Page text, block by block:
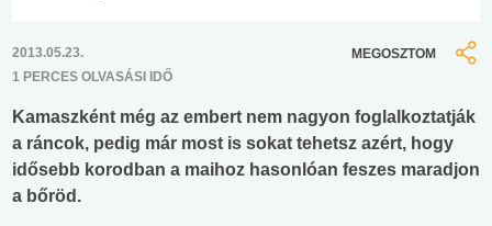
2013.05.23.
1 PERCES OLVASÁSI IDŐ
MEGOSZTOM
Kamaszként még az embert nem nagyon foglalkoztatják
a ráncok, pedig már most is sokat tehetsz azért, hogy
idősebb korodban a maihoz hasonlóan feszes maradjon
a bőröd.